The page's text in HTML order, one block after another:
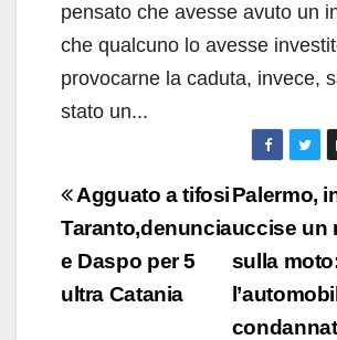
pensato che avesse avuto un
che qualcuno lo avesse
provocarne la caduta, invece,
stato un...
Navigazione
articoli
Palermo,
uccise un
sulla
Agguato a tifosi
Taranto,denuncia
e Daspo per 5
ultra Catania